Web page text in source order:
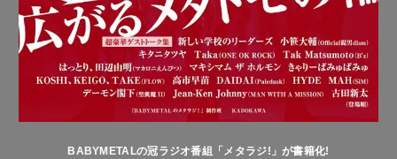
BABYMETALの冠ラジオ番組「メタラジ!」が書籍化!